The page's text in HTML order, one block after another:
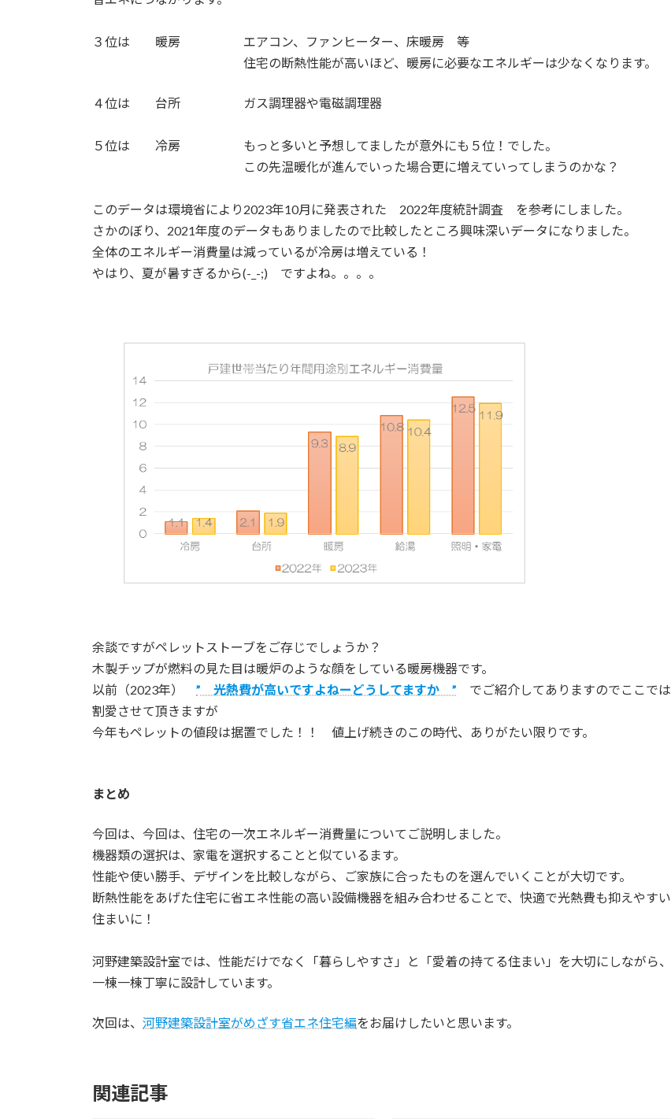
３位は 暖房 エアコン、ファンヒーター、床暖房 等
住宅の断熱性能が高いほど、暖房に必要なエネルギーは少なくなります。
４位は 台所 ガス調理器や電磁調理器
５位は 冷房 もっと多いと予想してましたが意外にも５位！でした。
この先温暖化が進んでいった場合更に増えていってしまうのかな？
このデータは環境省により2023年10月に発表された 2022年度統計調査 を参考にしました。
さかのぼり、2021年度のデータもありましたので比較したところ興味深いデータになりました。
全体のエネルギー消費量は減っているが冷房は増えている！
やはり、夏が暑すぎるから(-_-;) ですよね。。。。
余談ですがペレットストーブをご存じでしょうか？
木製チップが燃料の見た目は暖炉のような顔をしている暖房機器です。
以前（2023年） ” 光熱費が高いですよねーどうしてますか ” でご紹介してありますのでここでは
割愛させて頂きますが
今年もペレットの値段は据置でした！！ 値上げ続きのこの時代、ありがたい限りです。
まとめ
今回は、今回は、住宅の一次エネルギー消費量についてご説明しました。
機器類の選択は、家電を選択することと似ているます。
性能や使い勝手、デザインを比較しながら、ご家族に合ったものを選んでいくことが大切です。
断熱性能をあげた住宅に省エネ性能の高い設備機器を組み合わせることで、快適で光熱費も抑えやすい
住まいに！
河野建築設計室では、性能だけでなく「暮らしやすさ」と「愛着の持てる住まい」を大切にしながら、
一棟一棟丁寧に設計しています。
次回は、 河野建築設計室がめざす省エネ住宅編をお届けしたいと思います。
関連記事